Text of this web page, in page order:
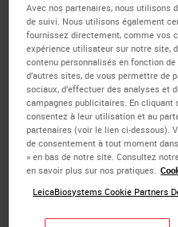
Cette technologie est
soustractive exclusive
tous les éléments
L’élimination de ces
cinétique de liaison plus
Avec nos partenaires, nous utilisons
de suivi. Nous utilisons également
fournissez directement, comme vos
expérience utilisateur sur notre site,
contenu personnalisés en fonction
d’autres sites, de vous permettre de
sociaux, d’effectuer des analyses et
campagnes publicitaires. En cliquant
consentez à leur utilisation et au
partenaires (voir le lien ci-dessous).
de consentement à tout moment
» en bas de notre site. Consultez
en savoir plus sur nos pratiques.
LeicaBiosystems Cookie Partners